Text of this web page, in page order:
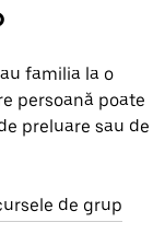
familia la o
persoană poate
preluare sau de
de grup